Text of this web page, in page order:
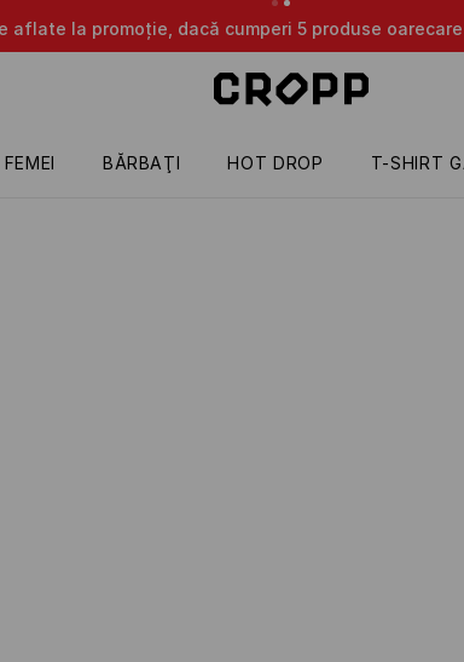
aflate la promoție, dacă cumperi 5 produse oarecare
FEMEI BĂRBAŢI HOT DROP T-SHIRT